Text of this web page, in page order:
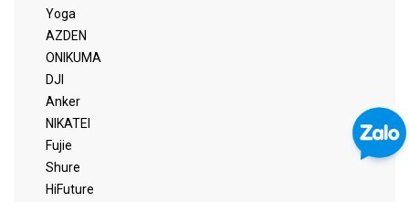
Yoga
AZDEN
ONIKUMA
DJI
Anker
NIKATEI
Fujie
Shure
HiFuture